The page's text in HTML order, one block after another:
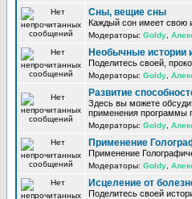
Сны, вещие сны
Каждый сон имеет свою
Модераторы: Goldy
Необычные истории
Поделитесь своей,
Модераторы: Goldy
Развитие
Здесь вы можете
применения программы
Модераторы: Goldy
Применение
Применение
Модераторы: Goldy
Исцеление от
Поделитесь своей